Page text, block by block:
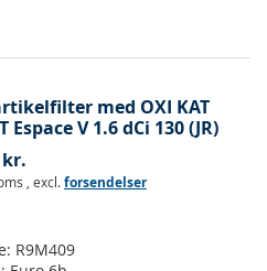
med OXI KAT
Espace V 1.6 dCi 130 (JR)
kr.
, excl.forsendelser
R9M409